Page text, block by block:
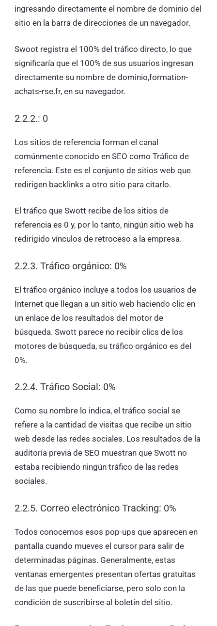
ingresando directamente el nombre de dominio del
sitio en la barra de direcciones de un navegador.
Swoot registra el 100% del tráfico directo, lo que
significaría que el 100% de sus usuarios ingresan
directamente su nombre de dominio,formation-
achats-rse.fr, en su navegador.
2.2.2.: 0
Los sitios de referencia forman el canal
comúnmente conocido en SEO como Tráfico de
referencia. Este es el conjunto de sitios web que
redirigen backlinks a otro sitio para citarlo.
El tráfico que Swott recibe de los sitios de
referencia es 0 y, por lo tanto, ningún sitio web ha
redirigido vínculos de retroceso a la empresa.
2.2.3. Tráfico orgánico: 0%
El tráfico orgánico incluye a todos los usuarios de
Internet que llegan a un sitio web haciendo clic en
un enlace de los resultados del motor de
búsqueda. Swott parece no recibir clics de los
motores de búsqueda, su tráfico orgánico es del
0%.
2.2.4. Tráfico Social: 0%
Como su nombre lo indica, el tráfico social se
refiere a la cantidad de visitas que recibe un sitio
web desde las redes sociales. Los resultados de la
auditoría previa de SEO muestran que Swott no
estaba recibiendo ningún tráfico de las redes
sociales.
2.2.5. Correo electrónico Tracking: 0%
Todos conocemos esos pop-ups que aparecen en
pantalla cuando mueves el cursor para salir de
determinadas páginas. Generalmente, estas
ventanas emergentes presentan ofertas gratuitas
de las que puede beneficiarse, pero solo con la
condición de suscribirse al boletín del sitio.